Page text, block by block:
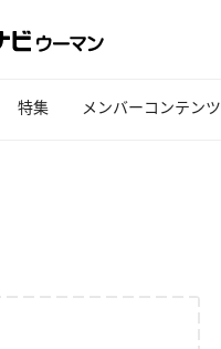
特集 メンバーコンテンツ